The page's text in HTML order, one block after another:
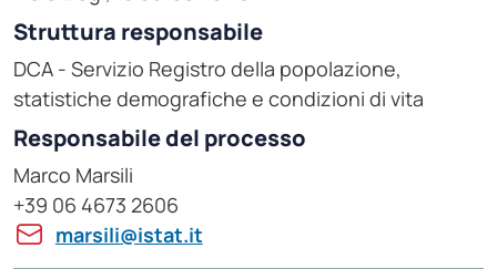
Struttura responsabile
DCA - Servizio Registro della popolazione,
statistiche demografiche e condizioni di vita
Responsabile del processo
Marco Marsili
+39 06 4673 2606
marsili@istat.it